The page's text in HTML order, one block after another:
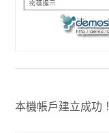
本機帳戶建立成功！